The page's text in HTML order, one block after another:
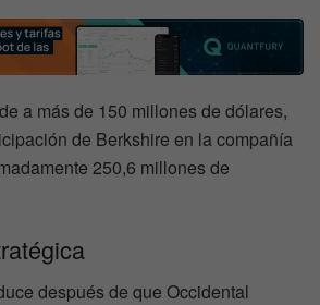
a más de 150 millones de dólares,
de Berkshire en la compañía
250,6 millones de
después de que Occidental